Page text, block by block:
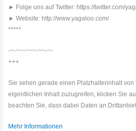
► Folge uns auf Twitter: https://twitter.com/
► Website: http://www.yagaloo.com/
*****
-~-~~-~~~-~~-~-
+++
Sie sehen gerade einen Platzhalterinhalt von
eigentlichen Inhalt zuzugreifen, klicken Sie
beachten Sie, dass dabei Daten an
Mehr Informationen